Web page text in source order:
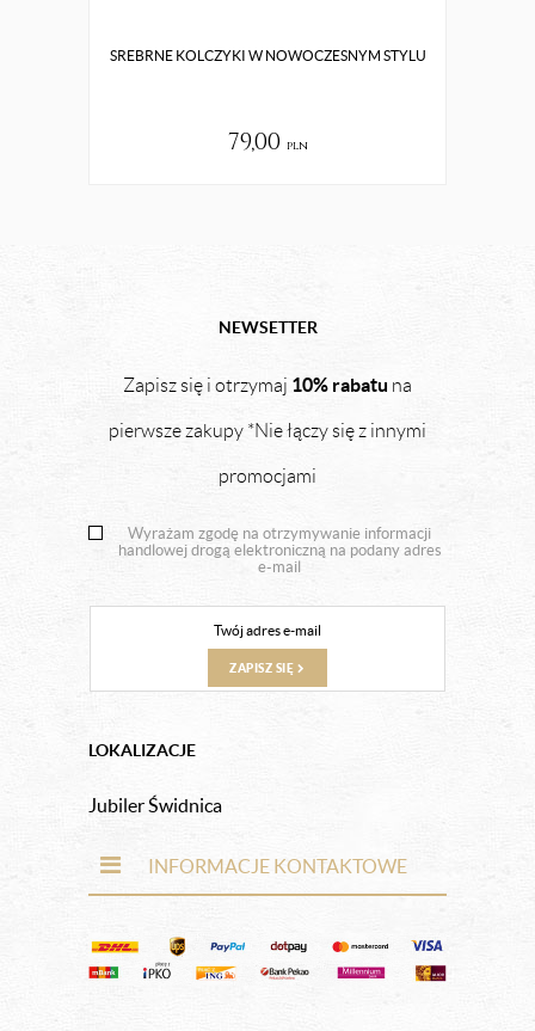
SREBRNE KOLCZYKI W NOWOCZESNYM STYLU
79,00 pln
NEWSETTER
Zapisz się i otrzymaj 10% rabatu na
pierwsze zakupy *Nie łączy się z innymi
promocjami
Wyrażam zgodę na otrzymywanie informacji
handlowej drogą elektroniczną na podany adres
e-mail
ZAPISZ SIĘ
LOKALIZACJE
Jubiler Świdnica
INFORMACJE KONTAKTOWE